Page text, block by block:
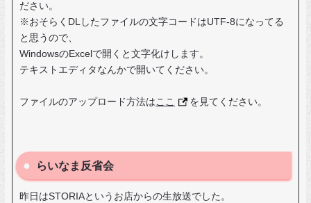
ださい。
※おそらくDLしたファイルの文字コードはUTF-8になってる
と思うので、
WindowsのExcelで開くと文字化けします。
テキストエディタなんかで開いてください。
ファイルのアップロード方法はここ を見てください。
らいなま反省会
昨日はSTORIAというお店からの生放送でした。